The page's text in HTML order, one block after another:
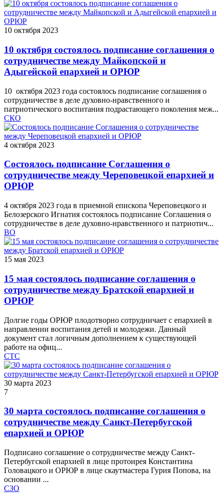
10 октября 2023
10 октября состоялось подписание соглашения о
сотрудничестве между Майкопской и
Адыгейской епархией и ОРЮР
10 октября 2023 года состоялось подписание соглашения о
сотрудничестве в деле духовно-нравственного и
патриотического воспитания подрастающего поколения меж...
СКО
4 октября 2023
Состоялось подписание Соглашения о
сотрудничестве между Череповецкой епархией и
ОРЮР
4 октября 2023 года в приемной епископа Череповецкого и
Белозерского Игнатия состоялось подписание Соглашения о
сотрудничестве в деле духовно-нравственного и патриотич...
ВО
15 мая 2023
15 мая состоялось подписание соглашения о
сотрудничестве между Братской епархией и
ОРЮР
Долгие годы ОРЮР плодотворно сотрудничает с епархией в
направлении воспитания детей и молодежи. Данный
документ стал логичным дополнением к существующей
работе на офиц...
СТС
30 марта 2023
7
30 марта состоялось подписание соглашения о
сотрудничестве между Санкт-Петербугской
епархией и ОРЮР
Подписано соглашение о сотрудничестве между Санкт-
Петербугской епархией в лице протоирея Константина
Головацкого и ОРЮР в лице скаутмастера Гурия Попова, на
основании ...
СЗО